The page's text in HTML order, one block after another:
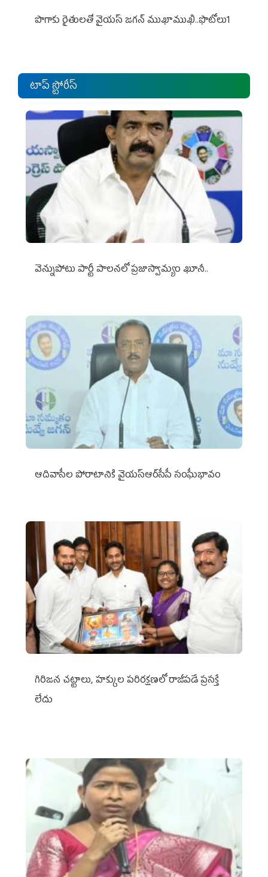
పొగాకు రైతుల‌తో వైయ‌స్ జ‌గ‌న్ ముఖాముఖి..ఫొటోలు1
టాప్ స్టోరీస్
వెన్నుపోటు పార్టీ పాలనలో ప్రజాస్వామ్యం ఖూనీ..
ఆదివాసీల పోరాటానికి వైయ‌స్ఆర్‌సీపీ సంఘీభావం
గిరిజన చట్టాలు, హక్కుల పరిరక్షణలో రాజీపడే ప్రసక్తే
లేదు